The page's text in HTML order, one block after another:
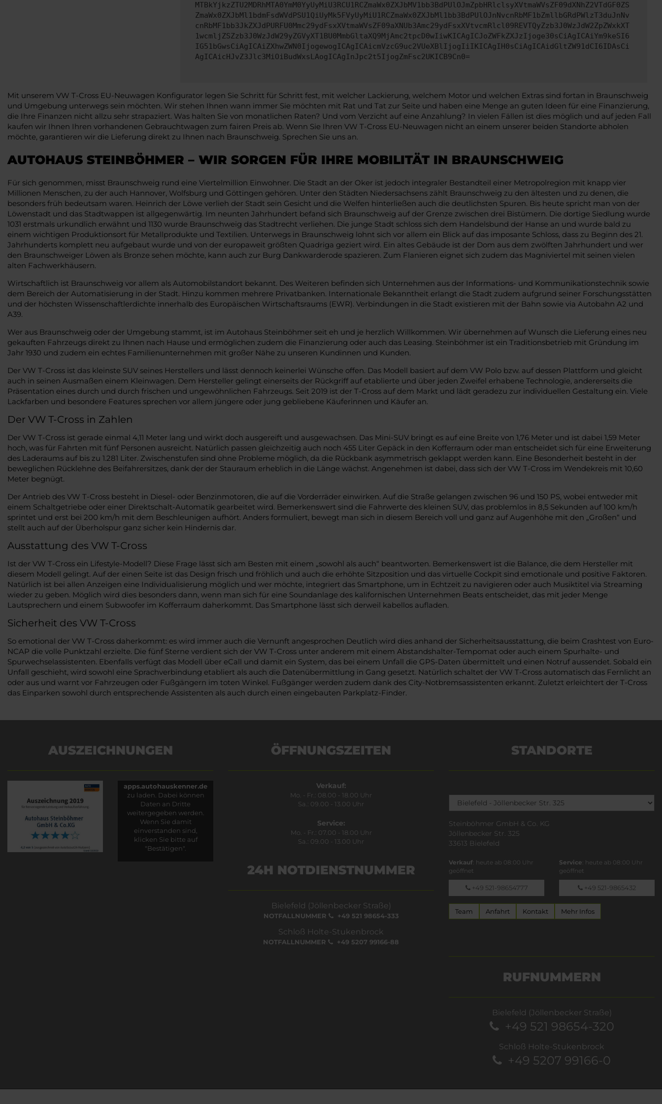
MTBkYjkzZTU2MDRhMTA0YmM0YyUyMiU3RCU1RCZmaWx0ZXJbMV1bb3BdPUlOJmZpbHRlclsyXVtmaWVsZF09dXNhZ2VTdGF0ZS
ZmaWx0ZXJbMl1bdmFsdWVdPSU1QiUyMk5FVyUyMiU1RCZmaWx0ZXJbMl1bb3BdPUlOJnNvcnRbMF1bZmllbGRdPWlzT3duJnNv
cnRbMF1bb3JkZXJdPURFU0Mmc29ydFsxXVtmaWVsZF09aXNUb3Amc29ydFsxXVtvcmRlcl09REVTQyZzb3J0WzJdW2ZpZWxkXT
1wcmljZSZzb3J0WzJdW29yZGVyXT1BU0MmbGltaXQ9MjAmc2tpcD0wIiwKICAgICJoZWFkZXJzIjoge30sCiAgICAiYm9keSI6
IG51bGwsCiAgICAiZXhwZWN0IjogewogICAgICAicmVzcG9uc2VUeXBlIjogIiIKICAgIH0sCiAgICAidGltZW91dCI6IDAsCi
AgICAicHJvZ3Jlc3MiOiBudWxsLAogICAgInJpc2t5IjogZmFsc2UKICB9Cn0=
Mit unserem VW T-Cross EU-Neuwagen Konfigurator legen Sie Schritt für Schritt fest, mit welcher Lackierung, welchem Motor und welchen Extras sind fortan in Braunschweig
und Umgebung unterwegs sein möchten. Wir stehen Ihnen wann immer Sie möchten mit Rat und Tat zur Seite und haben eine Menge an guten Ideen für eine Finanzierung,
die Ihre Finanzen nicht allzu sehr strapaziert. Was halten Sie von monatlichen Raten? Und vom Verzicht auf eine Anzahlung? In vielen Fällen ist dies möglich und auf jeden Fall
kaufen wir Ihnen Ihren vorhandenen Gebrauchtwagen zum fairen Preis ab. Wenn Sie Ihren VW T-Cross EU-Neuwagen nicht an einem unserer beiden Standorte abholen
möchte, garantieren wir die Lieferung direkt zu Ihnen nach Braunschweig. Sprechen Sie uns an.
AUTOHAUS STEINBÖHMER – WIR SORGEN FÜR IHRE MOBILITÄT IN BRAUNSCHWEIG
Für sich genommen, misst Braunschweig rund eine Viertelmillion Einwohner. Die Stadt an der Oker ist jedoch integraler Bestandteil einer Metropolregion mit knapp vier
Millionen Menschen, zu der auch Hannover, Wolfsburg und Göttingen gehören. Unter den Städten Niedersachsens zählt Braunschweig zu den ältesten und zu denen, die
besonders früh bedeutsam waren. Heinrich der Löwe verlieh der Stadt sein Gesicht und die Welfen hinterließen auch die deutlichsten Spuren. Bis heute spricht man von der
Löwenstadt und das Stadtwappen ist allgegenwärtig. Im neunten Jahrhundert befand sich Braunschweig auf der Grenze zwischen drei Bistümern. Die dortige Siedlung wurde
1031 erstmals urkundlich erwähnt und 1130 wurde Braunschweig das Stadtrecht verliehen. Die junge Stadt schloss sich dem Handelsbund der Hanse an und wurde bald zu
einem wichtigen Produktionsort für Metallprodukte und Textilien. Unterwegs in Braunschweig lohnt sich vor allem ein Blick auf das imposante Schloss, dass zu Beginn des 21.
Jahrhunderts komplett neu aufgebaut wurde und von der europaweit größten Quadriga geziert wird. Ein altes Gebäude ist der Dom aus dem zwölften Jahrhundert und wer
den Braunschweiger Löwen als Bronze sehen möchte, kann auch zur Burg Dankwarderode spazieren. Zum Flanieren eignet sich zudem das Magniviertel mit seinen vielen
alten Fachwerkhäusern.
Wirtschaftlich ist Braunschweig vor allem als Automobilstandort bekannt. Des Weiteren befinden sich Unternehmen aus der Informations- und Kommunikationstechnik sowie
dem Bereich der Automatisierung in der Stadt. Hinzu kommen mehrere Privatbanken. Internationale Bekanntheit erlangt die Stadt zudem aufgrund seiner Forschungsstätten
und der höchsten Wissenschaftlerdichte innerhalb des Europäischen Wirtschaftsraums (EWR). Verbindungen in die Stadt existieren mit der Bahn sowie via Autobahn A2 und
A39.
Wer aus Braunschweig oder der Umgebung stammt, ist im Autohaus Steinböhmer seit eh und je herzlich Willkommen. Wir übernehmen auf Wunsch die Lieferung eines neu
gekauften Fahrzeugs direkt zu Ihnen nach Hause und ermöglichen zudem die Finanzierung oder auch das Leasing. Steinböhmer ist ein Traditionsbetrieb mit Gründung im
Jahr 1930 und zudem ein echtes Familienunternehmen mit großer Nähe zu unseren Kundinnen und Kunden.
Der VW T-Cross ist das kleinste SUV seines Herstellers und lässt dennoch keinerlei Wünsche offen. Das Modell basiert auf dem VW Polo bzw. auf dessen Plattform und gleicht
auch in seinen Ausmaßen einem Kleinwagen. Dem Hersteller gelingt einerseits der Rückgriff auf etablierte und über jeden Zweifel erhabene Technologie, andererseits die
Präsentation eines durch und durch frischen und ungewöhnlichen Fahrzeugs. Seit 2019 ist der T-Cross auf dem Markt und lädt geradezu zur individuellen Gestaltung ein. Viele
Lackfarben und besondere Features sprechen vor allem jüngere oder jung gebliebene Käuferinnen und Käufer an.
Der VW T-Cross in Zahlen
Der VW T-Cross ist gerade einmal 4,11 Meter lang und wirkt doch ausgereift und ausgewachsen. Das Mini-SUV bringt es auf eine Breite von 1,76 Meter und ist dabei 1,59 Meter
hoch, was für Fahrten mit fünf Personen ausreicht. Natürlich passen gleichzeitig auch noch 455 Liter Gepäck in den Kofferraum oder man entscheidet sich für eine Erweiterung
des Laderaums auf bis zu 1.281 Liter. Zwischenstufen sind ohne Probleme möglich, da die Rückbank asymmetrisch geklappt werden kann. Eine Besonderheit besteht in der
beweglichen Rücklehne des Beifahrersitzes, dank der der Stauraum erheblich in die Länge wächst. Angenehmen ist dabei, dass sich der VW T-Cross im Wendekreis mit 10,60
Meter begnügt.
Der Antrieb des VW T-Cross besteht in Diesel- oder Benzinmotoren, die auf die Vorderräder einwirken. Auf die Straße gelangen zwischen 96 und 150 PS, wobei entweder mit
einem Schaltgetriebe oder einer Direktschalt-Automatik gearbeitet wird. Bemerkenswert sind die Fahrwerte des kleinen SUV, das problemlos in 8,5 Sekunden auf 100 km/h
sprintet und erst bei 200 km/h mit dem Beschleunigen aufhört. Anders formuliert, bewegt man sich in diesem Bereich voll und ganz auf Augenhöhe mit den „Großen“ und
stellt auch auf der Überholspur ganz sicher kein Hindernis dar.
Ausstattung des VW T-Cross
Ist der VW T-Cross ein Lifestyle-Modell? Diese Frage lässt sich am Besten mit einem „sowohl als auch“ beantworten. Bemerkenswert ist die Balance, die dem Hersteller mit
diesem Modell gelingt. Auf der einen Seite ist das Design frisch und fröhlich und auch die erhöhte Sitzposition und das virtuelle Cockpit sind emotionale und positive Faktoren.
Natürlich ist bei allen Anzeigen eine Individualisierung möglich und wer möchte, integriert das Smartphone, um in Echtzeit zu navigieren oder auch Musiktitel via Streaming
wieder zu geben. Möglich wird dies besonders dann, wenn man sich für eine Soundanlage des kalifornischen Unternehmen Beats entscheidet, das mit jeder Menge
Lautsprechern und einem Subwoofer im Kofferraum daherkommt. Das Smartphone lässt sich derweil kabellos aufladen.
Sicherheit des VW T-Cross
So emotional der VW T-Cross daherkommt: es wird immer auch die Vernunft angesprochen Deutlich wird dies anhand der Sicherheitsausstattung, die beim Crashtest von Euro-
NCAP die volle Punktzahl erzielte. Die fünf Sterne verdient sich der VW T-Cross unter anderem mit einem Abstandshalter-Tempomat oder auch einem Spurhalte- und
Spurwechselassistenten. Ebenfalls verfügt das Modell über eCall und damit ein System, das bei einem Unfall die GPS-Daten übermittelt und einen Notruf aussendet. Sobald ein
Unfall geschieht, wird sowohl eine Sprachverbindung etabliert als auch die Datenübermittlung in Gang gesetzt. Natürlich schaltet der VW T-Cross automatisch das Fernlicht an
oder aus und warnt vor Fahrzeugen oder Fußgängern im toten Winkel. Fußgänger werden zudem dank des City-Notbremsassistenten erkannt. Zuletzt erleichtert der T-Cross
das Einparken sowohl durch entsprechende Assistenten als auch durch einen eingebauten Parkplatz-Finder.
AUSZEICHNUNGEN
apps.autohauskenner.de
zu laden. Dabei können
Daten an Dritte
weitergegeben werden.
Wenn Sie damit
einverstanden sind,
klicken Sie bitte auf
"Bestätigen".
ÖFFNUNGSZEITEN
Verkauf:
Mo. - Fr.: 08.00 - 18.00 Uhr
Sa.: 09.00 - 13.00 Uhr
Service:
Mo. - Fr.: 07.00 - 18.00 Uhr
Sa.: 09.00 - 13.00 Uhr
24H NOTDIENSTNUMMER
Bielefeld (Jöllenbecker Straße)
NOTFALLNUMMER +49 521 98654-333
Schloß Holte-Stukenbrock
NOTFALLNUMMER +49 5207 99166-88
STANDORTE
Steinböhmer GmbH & Co. KG
Jöllenbecker Str. 325
33613 Bielefeld
Verkauf: heute ab 08:00 Uhr
geöffnet
+49 521-98654777
Service: heute ab 08:00 Uhr
geöffnet
+49 521-9865432
Team Anfahrt Kontakt Mehr Infos
RUFNUMMERN
Bielefeld (Jöllenbecker Straße)
+49 521 98654-320
Schloß Holte-Stukenbrock
+49 5207 99166-0